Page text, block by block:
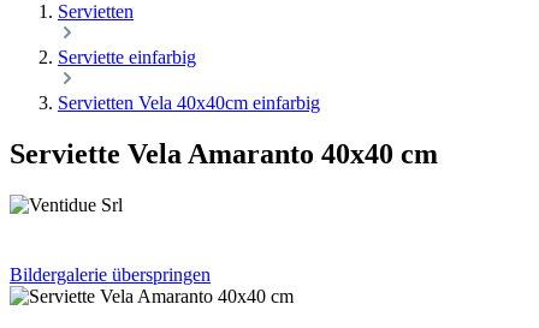
Servietten
Serviette einfarbig
Servietten Vela 40x40cm einfarbig
Serviette Vela Amaranto 40x40 cm
Bildergalerie überspringen